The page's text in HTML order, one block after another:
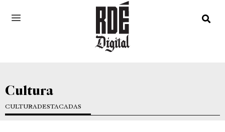
Cultura
CULTURADESTACADAS